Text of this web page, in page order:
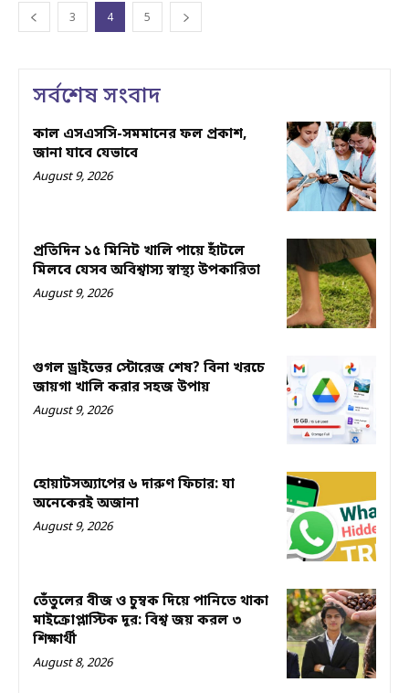
3 4 5
সর্বশেষ সংবাদ
কাল এসএসসি-সমমানের ফল প্রকাশ,
জানা যাবে যেভাবে
August 9, 2026
প্রতিদিন ১৫ মিনিট খালি পায়ে হাঁটলে
মিলবে যেসব অবিশ্বাস্য স্বাস্থ্য উপকারিতা
August 9, 2026
গুগল ড্রাইভের স্টোরেজ শেষ? বিনা খরচে
জায়গা খালি করার সহজ উপায়
August 9, 2026
হোয়াটসঅ্যাপের ৬ দারুণ ফিচার: যা
অনেকেরই অজানা
August 9, 2026
তেঁতুলের বীজ ও চুম্বক দিয়ে পানিতে থাকা
মাইক্রোপ্লাস্টিক দূর: বিশ্ব জয় করল ৩
শিক্ষার্থী
August 8, 2026